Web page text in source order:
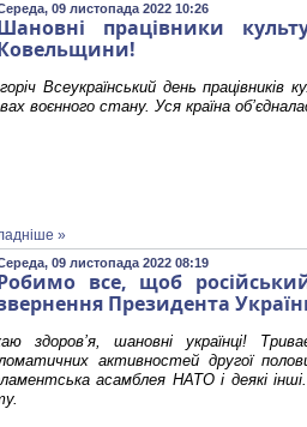
09 листопада 2022 10:26
працівники
Всеукраїнський день
воєнного стану. Уся країна
»
09 листопада 2022 08:19
все, щоб
Президента
здоров’я, шановні українці!
активностей другої
асамблея НАТО і деякі